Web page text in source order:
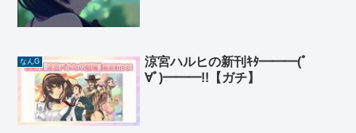
なんG
涼宮ハルヒの新刊ｷﾀ━━━(ﾟ
∀ﾟ)━━━!!【ガチ】